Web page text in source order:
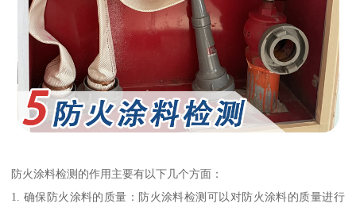
防火涂料检测的作用主要有以下几个方面：
1. 确保防火涂料的质量：防火涂料检测可以对防火涂料的质量进行